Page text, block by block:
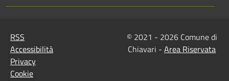
RSS
Accessibilità
Privacy
Cookie
© 2021 - 2026 Comune di
Chiavari - Area Riservata